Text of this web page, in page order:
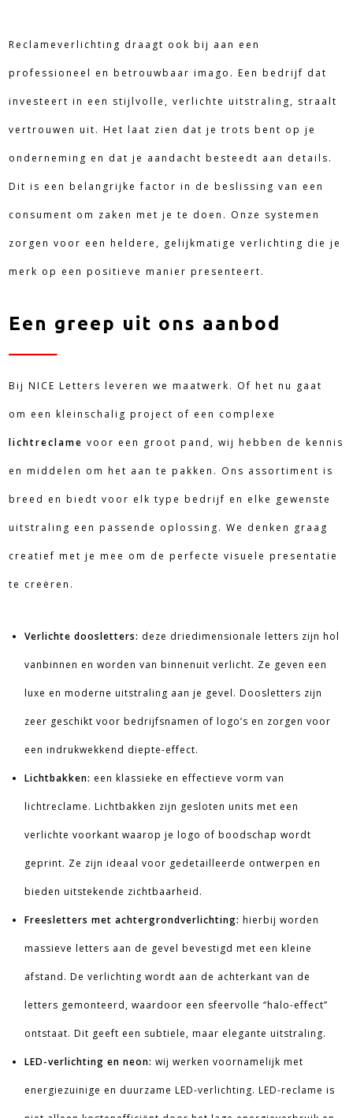
Reclameverlichting draagt ook bij aan een
professioneel en betrouwbaar imago. Een bedrijf dat
investeert in een stijlvolle, verlichte uitstraling, straalt
vertrouwen uit. Het laat zien dat je trots bent op je
onderneming en dat je aandacht besteedt aan details.
Dit is een belangrijke factor in de beslissing van een
consument om zaken met je te doen. Onze systemen
zorgen voor een heldere, gelijkmatige verlichting die je
merk op een positieve manier presenteert.
Een greep uit ons aanbod
Bij NICE Letters leveren we maatwerk. Of het nu gaat
om een kleinschalig project of een complexe
lichtreclame voor een groot pand, wij hebben de kennis
en middelen om het aan te pakken. Ons assortiment is
breed en biedt voor elk type bedrijf en elke gewenste
uitstraling een passende oplossing. We denken graag
creatief met je mee om de perfecte visuele presentatie
te creëren.
Verlichte doosletters: deze driedimensionale letters zijn hol
vanbinnen en worden van binnenuit verlicht. Ze geven een
luxe en moderne uitstraling aan je gevel. Doosletters zijn
zeer geschikt voor bedrijfsnamen of logo’s en zorgen voor
een indrukwekkend diepte-effect.
Lichtbakken: een klassieke en effectieve vorm van
lichtreclame. Lichtbakken zijn gesloten units met een
verlichte voorkant waarop je logo of boodschap wordt
geprint. Ze zijn ideaal voor gedetailleerde ontwerpen en
bieden uitstekende zichtbaarheid.
Freesletters met achtergrondverlichting: hierbij worden
massieve letters aan de gevel bevestigd met een kleine
afstand. De verlichting wordt aan de achterkant van de
letters gemonteerd, waardoor een sfeervolle “halo-effect”
ontstaat. Dit geeft een subtiele, maar elegante uitstraling.
LED-verlichting en neon: wij werken voornamelijk met
energiezuinige en duurzame LED-verlichting. LED-reclame is